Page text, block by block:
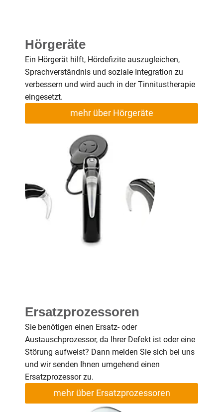
Hörgeräte
Ein Hörgerät hilft, Hördefizite auszugleichen,
Sprachverständnis und soziale Integration zu
verbessern und wird auch in der Tinnitustherapie
eingesetzt.
mehr über Hörgeräte
Ersatzprozessoren
Sie benötigen einen Ersatz- oder
Austauschprozessor, da Ihrer Defekt ist oder eine
Störung aufweist? Dann melden Sie sich bei uns
und wir senden Ihnen umgehend einen
Ersatzprozessor zu.
mehr über Ersatzprozessoren